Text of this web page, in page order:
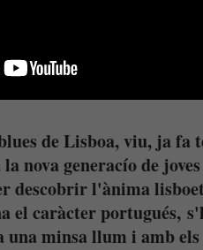
de Lisboa, viu, ja fa
nova generacío de
descobrir l'ànima
el caràcter portugués,
una minsa llum i amb